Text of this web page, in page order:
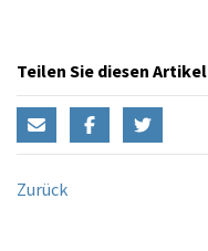
Teilen Sie diesen Artikel
Zurück